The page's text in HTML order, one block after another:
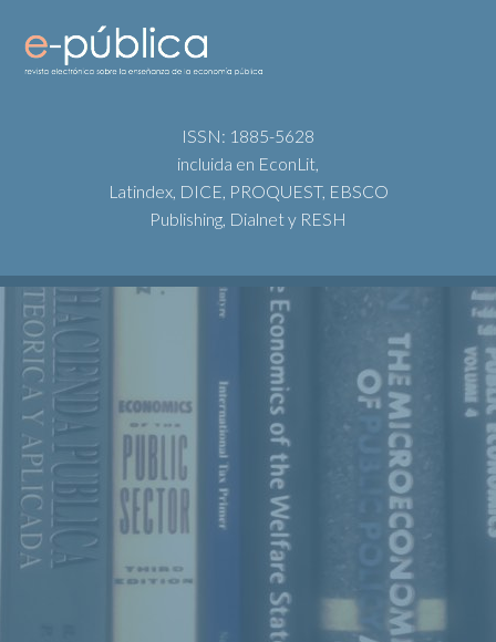
ISSN: 1885-5628
incluida en EconLit,
Latindex, DICE, PROQUEST, EBSCO
Publishing, Dialnet y RESH